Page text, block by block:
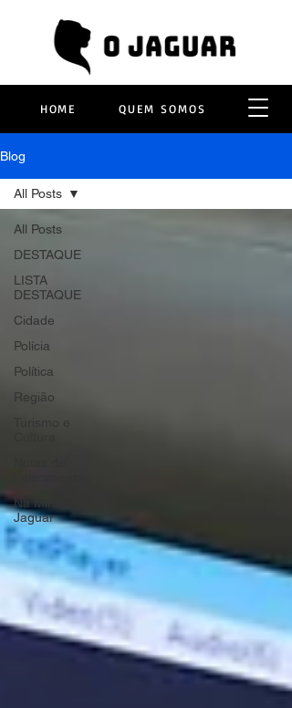
HOME QUEM SOMOS
Blog
All Posts
DESTAQUE
LISTA
DESTAQUE
Cidade
Polícia
Política
Região
Na Mira do
Jaguar
All Posts